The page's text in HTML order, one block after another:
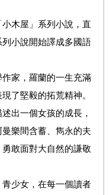
木屋」系列小說，直
小說開始譯成多國語
家，羅蘭的一生充滿
了堅毅的拓荒精神。
出一個女孩的成長，
樂間含蓄、雋永的夫
敢面對大自然的謙敬
少女，在每一個讀者